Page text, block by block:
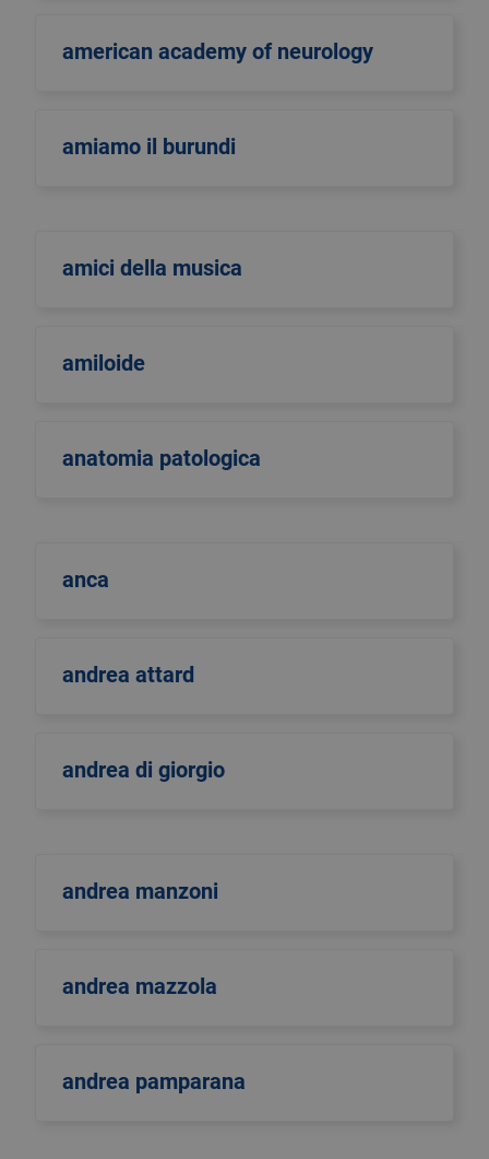
american academy of neurology
amiamo il burundi
amici della musica
amiloide
anatomia patologica
anca
andrea attard
andrea di giorgio
andrea manzoni
andrea mazzola
andrea pamparana